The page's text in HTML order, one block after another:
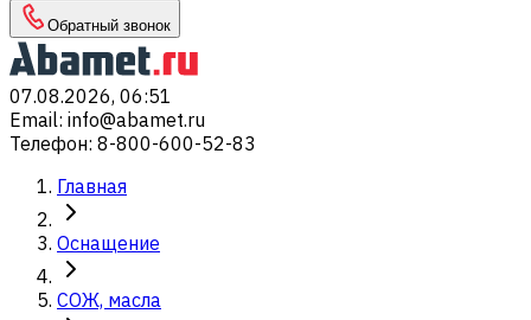
Обратный звонок
07.08.2026, 06:51
Email: info@abamet.ru
Телефон: 8-800-600-52-83
Главная
Оснащение
СОЖ, масла